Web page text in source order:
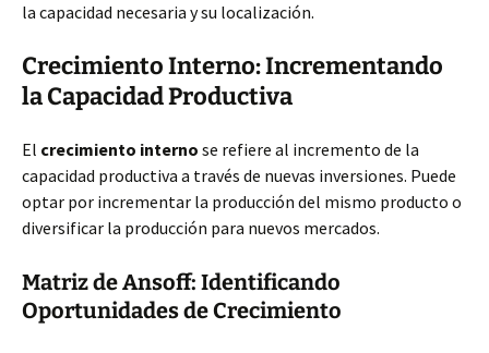
la capacidad necesaria y su localización.
Crecimiento Interno: Incrementando
la Capacidad Productiva
El crecimiento interno se refiere al incremento de la
capacidad productiva a través de nuevas inversiones. Puede
optar por incrementar la producción del mismo producto o
diversificar la producción para nuevos mercados.
Matriz de Ansoff: Identificando
Oportunidades de Crecimiento